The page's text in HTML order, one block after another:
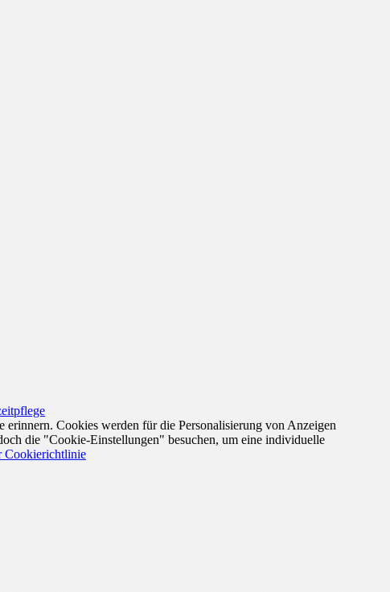
Cookies werden für die Personalisierung von Anzeigen
die "Cookie-Einstellungen" besuchen, um eine individuelle
Cookierichtlinie